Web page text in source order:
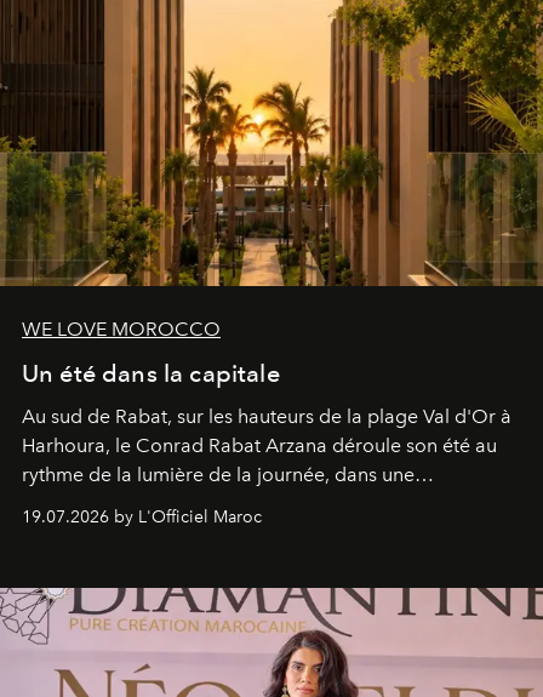
WE LOVE MOROCCO
Un été dans la capitale
Au sud de Rabat, sur les hauteurs de la plage Val d'Or à
Harhoura, le Conrad Rabat Arzana déroule son été au
rythme de la lumière de la journée, dans une
programmation pensée comme une succession de
rendez-vous avec l’océan.
19.07.2026 by L'Officiel Maroc